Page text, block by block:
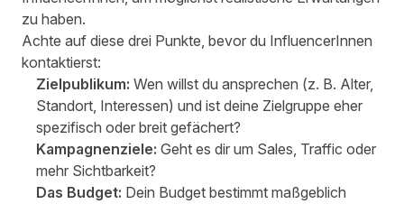
zu haben.
Achte auf diese drei Punkte, bevor du InfluencerInnen
kontaktierst:
Zielpublikum: Wen willst du ansprechen (z. B. Alter,
Standort, Interessen) und ist deine Zielgruppe eher
spezifisch oder breit gefächert?
Kampagnenziele: Geht es dir um Sales, Traffic oder
mehr Sichtbarkeit?
Das Budget: Dein Budget bestimmt maßgeblich